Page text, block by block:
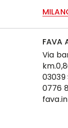
FAVA
Via
0776